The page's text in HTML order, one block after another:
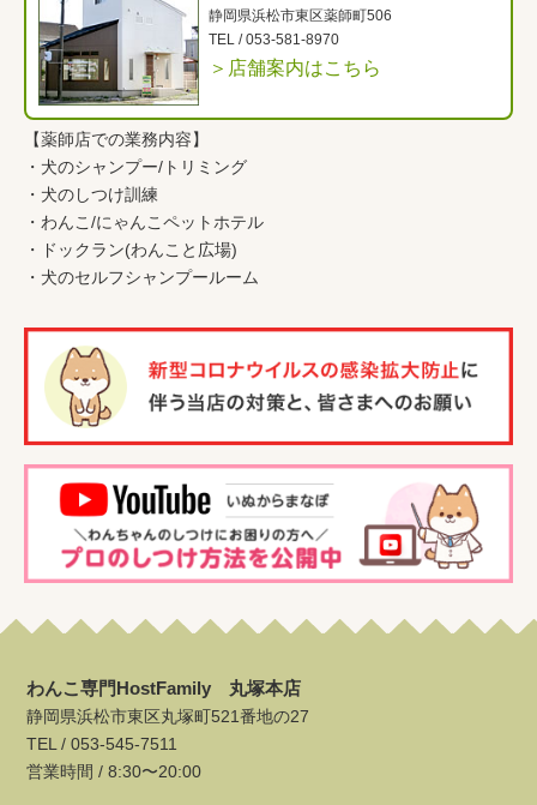
静岡県浜松市東区薬師町506
TEL /053-581-8970
＞店舗案内はこちら
【薬師店での業務内容】
・ 犬のシャンプー/トリミング
・ 犬のしつけ訓練
・ わんこ /にゃんこペットホテル
・
ドックラン(わんこと広場)
・ 犬のセルフシャンプールーム
わんこ専門HostFamily 丸塚本店
静岡県浜松市東区丸塚町521番地の27
TEL /053-545-7511
営業時間 / 8:30〜20:00